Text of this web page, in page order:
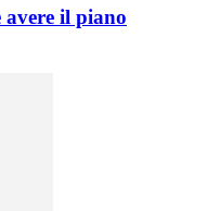
il piano